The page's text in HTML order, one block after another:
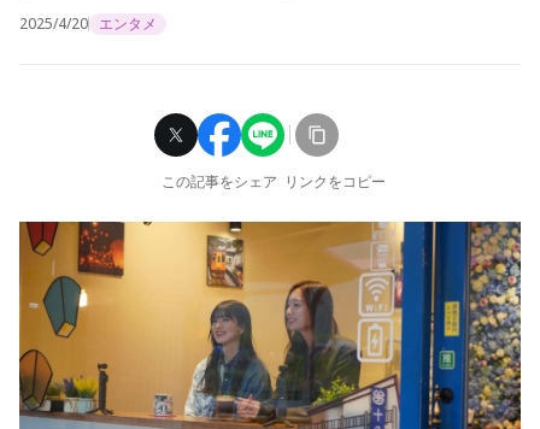
2025/4/20 エンタメ
この記事をシェア リンクをコピー